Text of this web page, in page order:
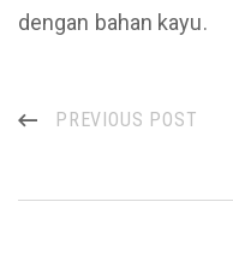
dengan bahan kayu.
PREVIOUS POST